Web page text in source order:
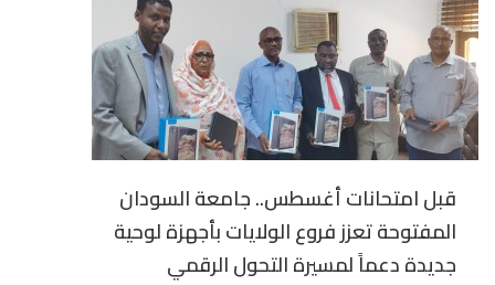
قبل امتحانات أغسطس.. جامعة السودان
المفتوحة تعزز فروع الولايات بأجهزة لوحية
جديدة دعماً لمسيرة التحول الرقمي